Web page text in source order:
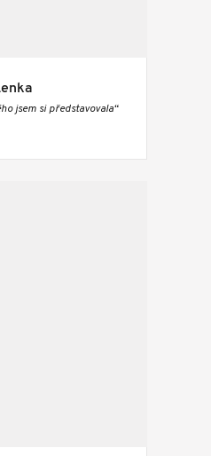
jsem si představovala“